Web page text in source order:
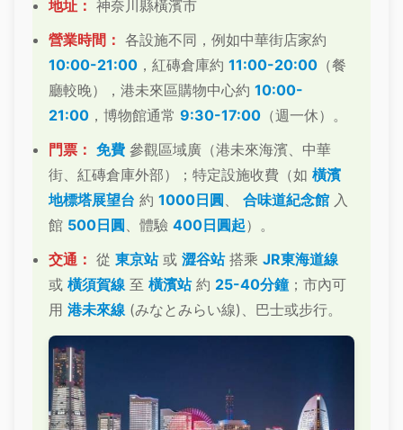
地址： 神奈川縣橫濱市
營業時間： 各設施不同，例如中華街店家約
10:00-21:00 ，紅磚倉庫約 11:00-20:00 （餐
廳較晚），港未來區購物中心約 10:00-
21:00 ，博物館通常 9:30-17:00 （週一休）。
門票： 免費 參觀區域廣（港未來海濱、中華
街、紅磚倉庫外部）；特定設施收費（如 橫濱
地標塔展望台 約 1000日圓 合味道紀念館 入
館 500日圓 、體驗 400日圓起）。
交通： 從 東京站或 澀谷站搭乘 JR東海道線
或 橫須賀線 至 橫濱站約 25-40分鐘；市內可
用 港未來線 (みなとみらい線)、巴士或步行。